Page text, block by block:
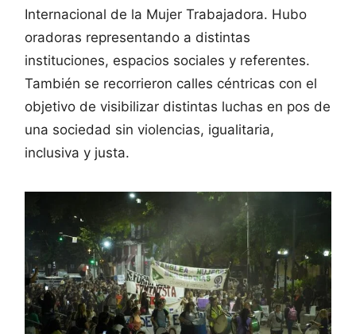
Internacional de la Mujer Trabajadora. Hubo
oradoras representando a distintas
instituciones, espacios sociales y referentes.
También se recorrieron calles céntricas con el
objetivo de visibilizar distintas luchas en pos de
una sociedad sin violencias, igualitaria,
inclusiva y justa.